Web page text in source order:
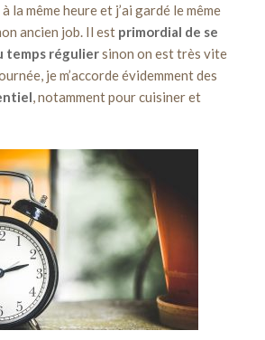
la même heure et j’ai gardé le même
ancien job. Il est primordial de se
temps réguliersinon on est très vite
je m’accorde évidemment des
, notamment pour cuisiner et